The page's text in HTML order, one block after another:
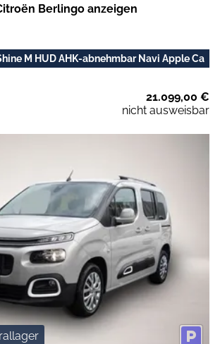
Berlingo anzeigen
M HUD AHK-abnehmbar Navi Apple Ca
21.099,00 €
nicht ausweisbar